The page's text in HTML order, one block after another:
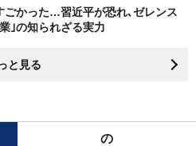
ごかった…習近平が恐れ､ゼレンス
｣の知られざる実力
と見る
の